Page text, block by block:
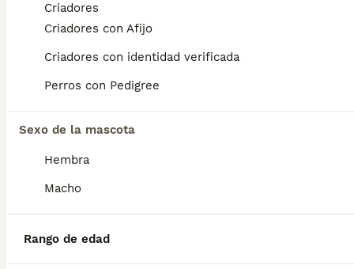
Criadores
Criadores con Afijo
Criadores con identidad verificada
Perros con Pedigree
Sexo de la mascota
Hembra
Macho
Rango de edad
El coste medio de un cachorro de Akita
Americano en España es de
pueden variar según factores como el
pedigrí, la reputación del criador y la
ubicación.
¿Es el akita americano
agresivo?
¿Cómo es el carácter de un